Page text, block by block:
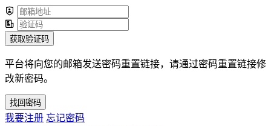
获取验证码
平台将向您的邮箱发送密码重置链接，请通过密码重置链接修
改新密码。
找回密码
我要注册 忘记密码